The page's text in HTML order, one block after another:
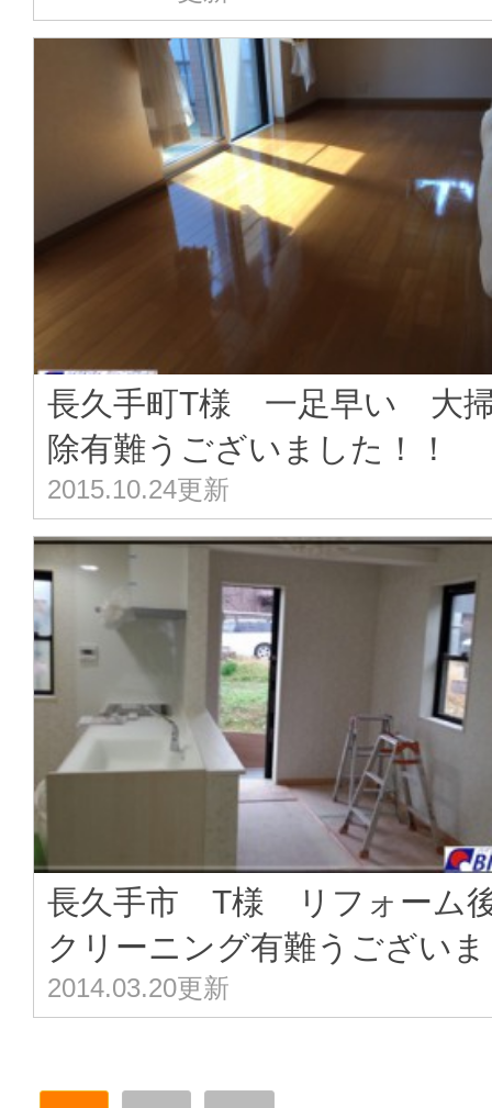
長久手町T様 一足早い 大
除有難うございました！！
2015.10.24更新
長久手市 T様 リフォーム
クリーニング有難うございま
2014.03.20更新